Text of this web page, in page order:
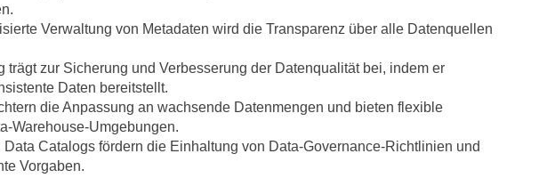
Verwaltung von Metadaten wird die Transparenz über alle Datenquellen
trägt zur Sicherung und Verbesserung der Datenqualität bei, indem er
Daten bereitstellt.
die Anpassung an wachsende Datenmengen und bieten flexible
Warehouse-Umgebungen.
Data Catalogs fördern die Einhaltung von Data-Governance-Richtlinien und
Vorgaben.